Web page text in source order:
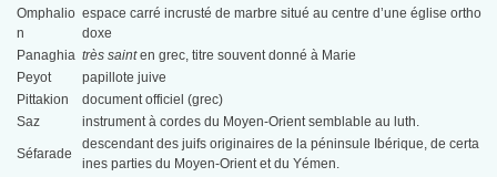
Omphalio
n
espace carré incrusté de marbre situé au centre d’une église ortho
doxe
Panaghia très sainten grec, titre souvent donné à Marie
Peyot
papillote juive
Pittakion
document officiel (grec)
Saz
instrument à cordes du Moyen-Orient semblable au luth.
Séfarade
descendant des juifs originaires de la péninsule Ibérique, de certa
ines parties du Moyen-Orient et du Yémen.